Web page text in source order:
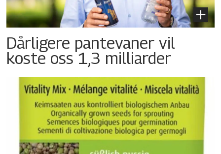
Dårligere pantevaner vil
koste oss 1,3 milliarder